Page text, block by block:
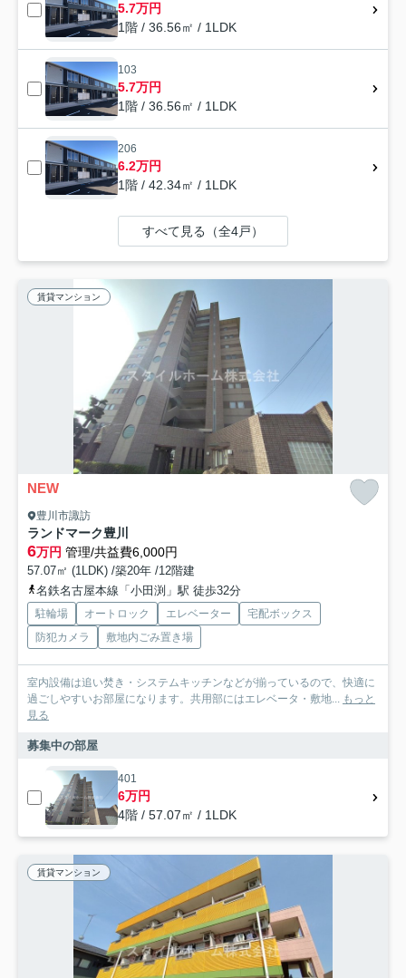
5.7万円
1階 / 36.56㎡ / 1LDK
103
5.7万円
1階 / 36.56㎡ / 1LDK
206
6.2万円
1階 / 42.34㎡ / 1LDK
すべて見る（全4戸）
賃貸マンション
NEW
豊川市諏訪
ランドマーク豊川
6万円 管理/共益費6,000円
57.07㎡ (1LDK) /築20年 /12階建
名鉄名古屋本線「小田渕」駅 徒歩32分
駐輪場 オートロック エレベーター
宅配ボックス
防犯カメラ
敷地内ごみ置き場
室内設備は追い焚き・システムキッチンなどが揃っているので、快適に
過ごしやすいお部屋になります。共用部にはエレベータ・敷地... もっと
見る
募集中の部屋
401
6万円
4階 / 57.07㎡ / 1LDK
賃貸マンション